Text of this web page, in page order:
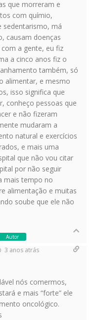
que morreram e
com químio,
sedentarismo, má
causam doenças
a gente, eu fiz
a cinco anos fiz o
também, só
alimentar, e mesmo
isso significa que
conheço pessoas que
e não fizeram
mudaram a
natural e exercícios
e mais uma
que não vou citar
por não seguir
mais tempo no
alimentação e muitas
soube que ele não
Autor
3 anos atrás
nós comermos,
e mais “forte” ele
oncológico.